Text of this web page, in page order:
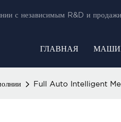
с независимым R&D и
ГЛАВНАЯ
Full Auto Intelligent